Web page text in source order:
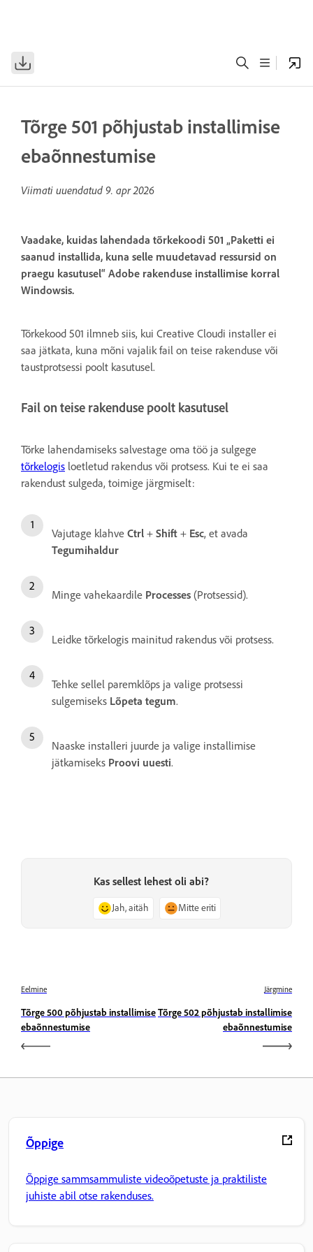
Tõrge 501 põhjustab installimise
ebaõnnestumise
Viimati uuendatud 9. apr 2026
Vaadake, kuidas lahendada tõrkekoodi 501 „Paketti ei
saanud installida, kuna selle muudetavad ressursid on
praegu kasutusel“ Adobe rakenduse installimise korral
Windowsis.
Tõrkekood 501 ilmneb siis, kui Creative Cloudi installer ei
saa jätkata, kuna mõni vajalik fail on teise rakenduse või
taustprotsessi poolt kasutusel.
Fail on teise rakenduse poolt kasutusel
Tõrke lahendamiseks salvestage oma töö ja sulgege
tõrkelogis loetletud rakendus või protsess. Kui te ei saa
rakendust sulgeda, toimige järgmiselt:
Vajutage klahve Ctrl + Shift + Esc, et avada
Tegumi haldur
Minge vahekaardile Processes (Protsessid).
Leidke tõrkelogis mainitud rakendus või protsess.
Tehke sellel paremklõps ja valige protsessi
sulgemiseks Lõpeta tegum.
Naaske installeri juurde ja valige installimise
jätkamiseks Proovi uuesti.
Kas sellest lehest oli abi?
Jah, aitäh Mitte eriti
Eelmine
Tõrge 500 põhjustab installimise
ebaõnnestumise
Järgmine
Tõrge 502 põhjustab installimise
ebaõnnestumise
Õppige
Õppige sammsammuliste videoõpetuste ja praktiliste
juhiste abil otse rakenduses.